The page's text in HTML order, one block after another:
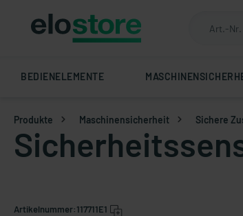
BEDIENELEMENTE
Produkte Maschinensicherheit Sichere
Artikelnummer:117711E1